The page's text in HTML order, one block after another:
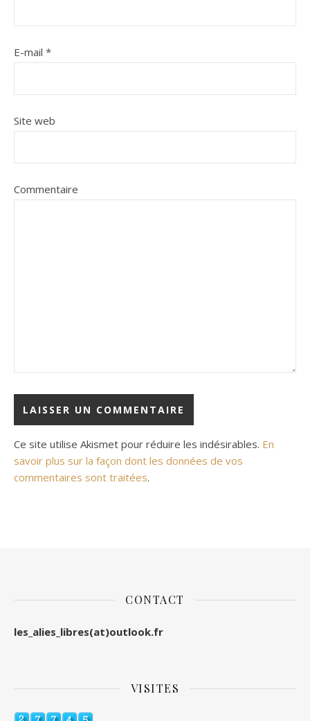
E-mail *
Site web
Commentaire
Ce site utilise Akismet pour réduire les indésirables. En
savoir plus sur la façon dont les données de vos
commentaires sont traitées.
CONTACT
les_alies_libres(at)outlook.fr
VISITES